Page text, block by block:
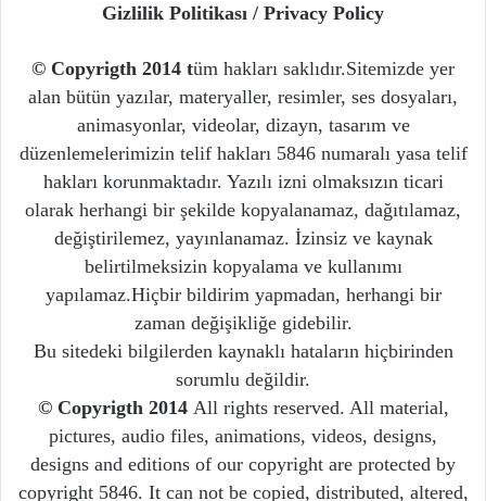
Gizlilik Politikası / Privacy Policy
© Copyrigth 2014 tüm hakları saklıdır.Sitemizde yer
alan bütün yazılar, materyaller, resimler, ses dosyaları,
animasyonlar, videolar, dizayn, tasarım ve
düzenlemelerimizin telif hakları 5846 numaralı yasa telif
hakları korunmaktadır. Yazılı izni olmaksızın ticari
olarak herhangi bir şekilde kopyalanamaz, dağıtılamaz,
değiştirilemez, yayınlanamaz. İzinsiz ve kaynak
belirtilmeksizin kopyalama ve kullanımı
yapılamaz.Hiçbir bildirim yapmadan, herhangi bir
zaman değişikliğe gidebilir.
Bu sitedeki bilgilerden kaynaklı hataların hiçbirinden
sorumlu değildir.
© Copyrigth 2014All rights reserved. All material,
pictures, audio files, animations, videos, designs,
designs and editions of our copyright are protected by
copyright 5846. It can not be copied, distributed, altered,